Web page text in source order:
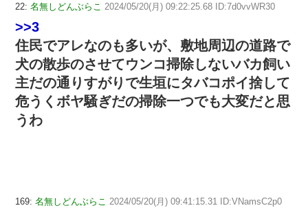
22: 名無しどんぶらこ 2024/05/20(月) 09:22:25.68 ID:7d0vvWR30
>>3
住民でアレなのも多いが、敷地周辺の道路で
犬の散歩のさせてウンコ掃除しないバカ飼い
主だの通りすがりで生垣にタバコポイ捨して
危うくボヤ騒ぎだの掃除一つでも大変だと思
うわ
169: 名無しどんぶらこ 2024/05/20(月) 09:41:15.31 ID:VNamsC2p0